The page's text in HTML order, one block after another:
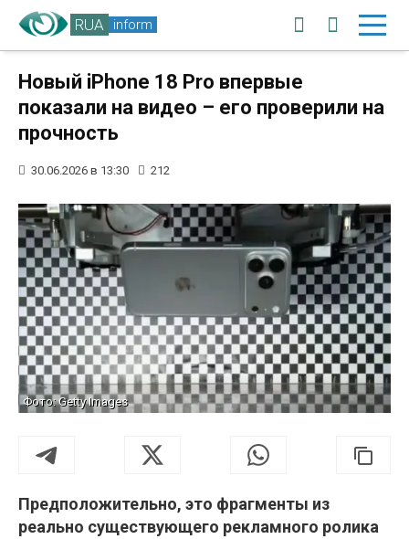
RUA inform
Новый iPhone 18 Pro впервые
показали на видео – его проверили на
прочность
30.06.2026 в 13:30 212
Фото: Getty Images
Предположительно, это фрагменты из
реально существующего рекламного ролика